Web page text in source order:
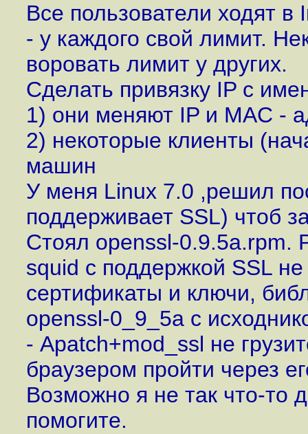
Все пользователи ходят в
- у каждого свой лимит.
воровать лимит у других.
Сделать привязку IP с
1) они меняют IP и MAC -
2) некоторые клиенты
машин
У меня Linux 7.0 ,решил
поддерживает SSL) чтоб
Стоял openssl-0.9.5a.rpm.
squid с поддержкой SSL не
сертификаты и ключи,
openssl-0_9_5a с
- Apatch+mod_ssl не
браузером пройти через
Возможно я не так что-то
помогите.